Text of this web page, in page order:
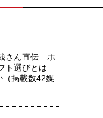
さん直伝 ホ
ト選びとは
掲載数42媒